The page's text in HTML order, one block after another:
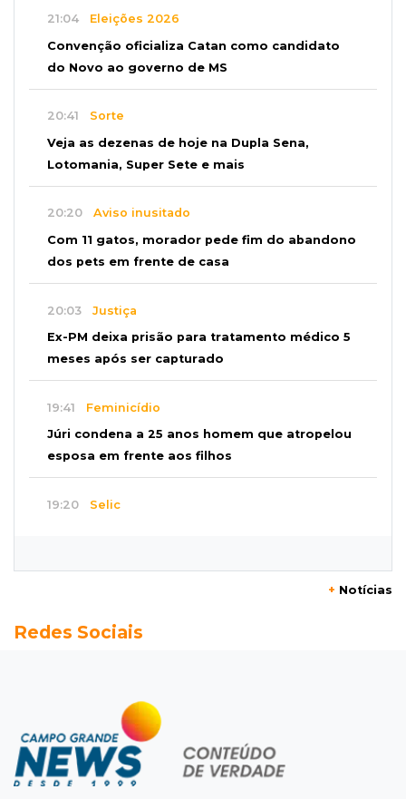
21:04 Eleições 2026
Convenção oficializa Catan como candidato
do Novo ao governo de MS
20:41 Sorte
Veja as dezenas de hoje na Dupla Sena,
Lotomania, Super Sete e mais
20:20 Aviso inusitado
Com 11 gatos, morador pede fim do abandono
dos pets em frente de casa
20:03 Justiça
Ex-PM deixa prisão para tratamento médico 5
meses após ser capturado
19:41 Feminicídio
Júri condena a 25 anos homem que atropelou
esposa em frente aos filhos
19:20 Selic
Dólar comercial fecha cotado a R$ 5,12 com
Ensino Médio melhora nas maiores cidades do
Estado, mas aprendizagem recua
+ Notícias
Redes Sociais